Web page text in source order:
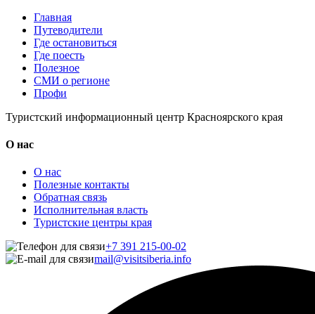
Главная
Путеводители
Где остановиться
Где поесть
Полезное
СМИ о регионе
Профи
Туристский информационный центр Красноярского края
О нас
О нас
Полезные контакты
Обратная связь
Исполнительная власть
Туристские центры края
+7 391 215-00-02
mail@visitsiberia.info